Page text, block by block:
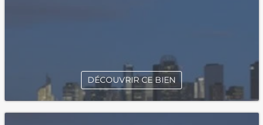
DÉCOUVRIR CE BIEN